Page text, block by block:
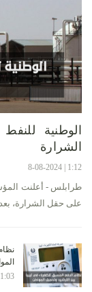
الوطنية
الشرارة
1:12 | 8-08-2024
طرابلس - أعلنت
على حقل الشرارة،
1:03 | 8-08-2024